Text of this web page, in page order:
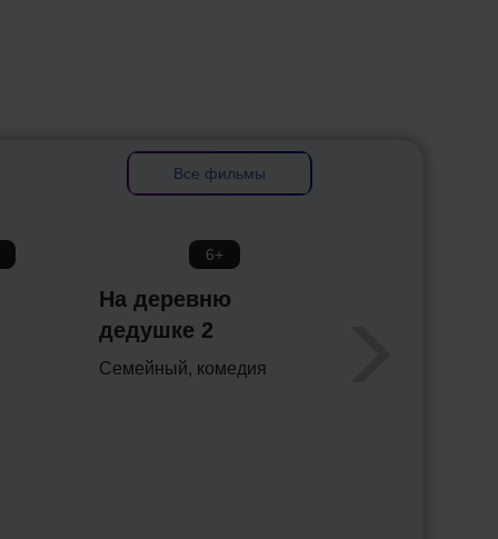
6+
На деревню
дедушке 2
Семейный, комедия
Все фильмы